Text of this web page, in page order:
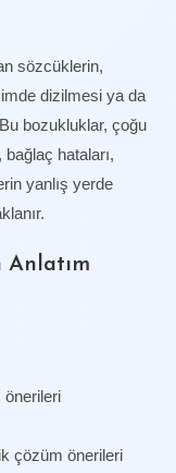
sözcüklerin,
dizilmesi ya da
bozukluklar, çoğu
bağlaç hataları,
yanlış yerde
Anlatım
önerileri
çözüm önerileri